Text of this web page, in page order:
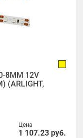
8MM 12V
(ARLIGHT,
Цена
1 107.23 руб.